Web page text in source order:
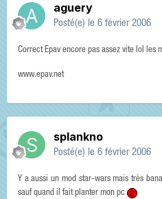
aguery
Posté(e) le 6 février 2006
Correct Epav encore pas assez vite lol les
www.epav.net
splankno
Posté(e) le 6 février 2006
Y a aussi un mod star-wars mais très
sauf quand il fait planter mon pc